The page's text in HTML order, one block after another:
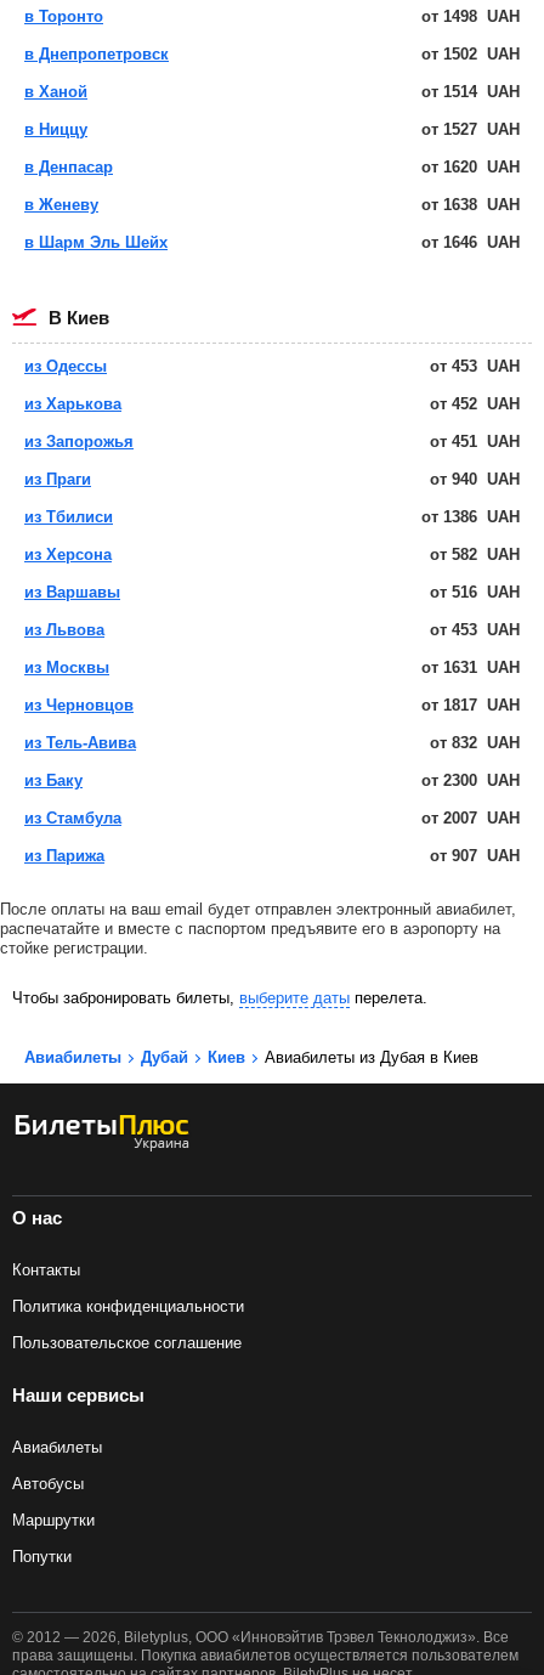
в Торонто от 1498 UAH
в Днепропетровск от 1502 UAH
в Ханой от 1514 UAH
в Ниццу от 1527 UAH
в Денпасар от 1620 UAH
в Женеву от 1638 UAH
в Шарм Эль Шейх от 1646 UAH
в Киев
из Одессы от 453 UAH
из Харькова от 452 UAH
из Запорожья от 451 UAH
из Праги от 940 UAH
из Тбилиси от 1386 UAH
из Херсона от 582 UAH
из Варшавы от 516 UAH
из Львова от 453 UAH
из Москвы от 1631 UAH
из Черновцов от 1817 UAH
из Тель-Авива от 832 UAH
из Баку от 2300 UAH
из Стамбула от 2007 UAH
из Парижа от 907 UAH
После оплаты на ваш email будет отправлен электронный авиабилет,
распечатайте и вместе с паспортом предъявите его в аэропорту на
стойке регистрации.
Чтобы забронировать билеты, выберите даты перелета.
Авиабилеты Дубай Киев Авиабилеты из Дубая в Киев
О нас
Контакты
Политика конфиденциальности
Пользовательское соглашение
Наши сервисы
Авиабилеты
Автобусы
Маршрутки
Попутки
© 2012 — 2026, Biletyplus, ООО «Инновэйтив Трэвел Текнолоджиз». Все
права защищены. Покупка авиабилетов осуществляется пользователем